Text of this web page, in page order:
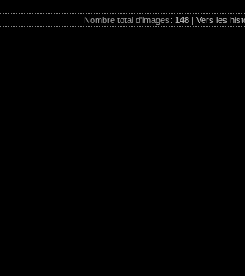
Nombre total d'images: 148 | Vers les